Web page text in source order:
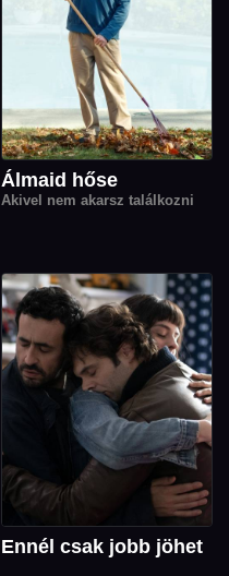
Álmaid hőse
Akivel nem akarsz találkozni
Ennél csak jobb jöhet